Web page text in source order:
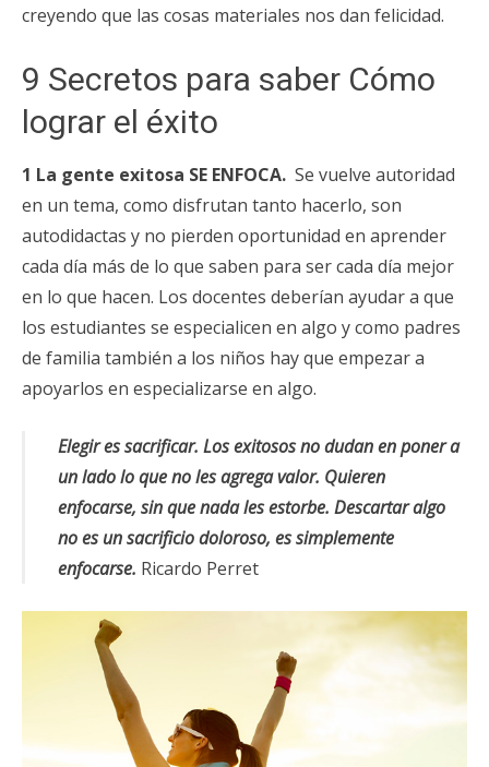
creyendo que las cosas materiales nos dan felicidad.
9 Secretos para saber Cómo
lograr el éxito
1 La gente exitosa SE ENFOCA. Se vuelve autoridad
en un tema, como disfrutan tanto hacerlo, son
autodidactas y no pierden oportunidad en aprender
cada día más de lo que saben para ser cada día mejor
en lo que hacen. Los docentes deberían ayudar a que
los estudiantes se especialicen en algo y como padres
de familia también a los niños hay que empezar a
apoyarlos en especializarse en algo.
Elegir es sacrificar. Los exitosos no dudan en poner a
un lado lo que no les agrega valor. Quieren
enfocarse, sin que nada les estorbe. Descartar algo
no es un sacrificio doloroso, es simplemente
enfocarse. Ricardo Perret